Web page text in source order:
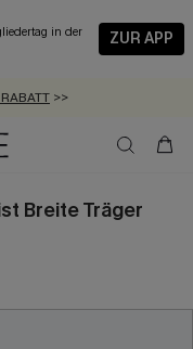
in der
ZUR APP
ARTIKEL >>
>>
ERHALTEN
89 €
Breite Träger